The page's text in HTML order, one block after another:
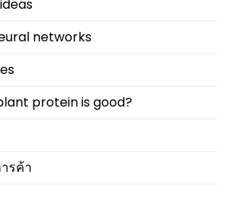
networks
protein is good?
รค้า